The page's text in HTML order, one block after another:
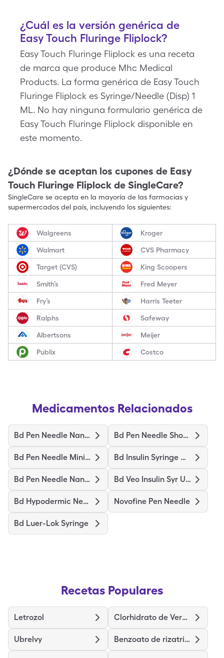
¿Cuál es la versión genérica de
Easy Touch Fluringe Fliplock?
Easy Touch Fluringe Fliplock es una receta
de marca que produce Mhc Medical
Products. La forma genérica de Easy Touch
Fluringe Fliplock es Syringe/Needle (Disp) 1
ML. No hay ninguna formulario genérica de
Easy Touch Fluringe Fliplock disponible en
este momento.
¿Dónde se aceptan los cupones de Easy
Touch Fluringe Fliplock de SingleCare?
SingleCare se acepta en la mayoría de las farmacias y
supermercados del país, incluyendo los siguientes:
Walgreens Kroger
Walmart CVS Pharmacy
Target (CVS) King Scoopers
Smith’s Fred Meyer
Fry’s Harris Teeter
Ralphs Safeway
Albertsons Meijer
Publix Costco
Medicamentos Relacionados
Bd Pen Needle Nano 2Nd Gen Bd Pen Needle Short Ultrafine
Bd Pen Needle Mini Ultrafine Bd Insulin Syringe Ultrafine
Bd Pen Needle Nano Ultrafine Bd Veo Insulin Syr Ultrafine
Bd Hypodermic Needle Novofine Pen Needle
Bd Luer-Lok Syringe
Recetas Populares
Letrozol Clorhidrato de Verapamilo de Liberación Prolongada
Ubrelvy Benzoato de rizatriptán